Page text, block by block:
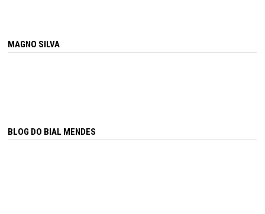
MAGNO SILVA
BLOG DO BIAL MENDES